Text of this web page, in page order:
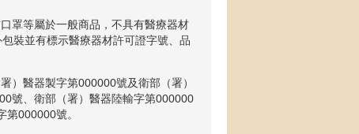
罩等屬於一般商品，不具有醫療器材
裝並有標示醫療器材許可證字號、品
）醫器製字第000000號及衛部（署）
號、衛部（署）醫器陸輸字第000000
000000號。